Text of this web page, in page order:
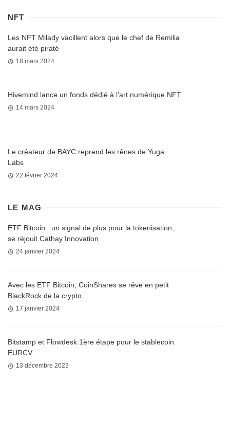
NFT
Les NFT Milady vacillent alors que le chef de Remilia
aurait été piraté
18 mars 2024
Hivemind lance un fonds dédié à l’art numérique NFT
14 mars 2024
Le créateur de BAYC reprend les rênes de Yuga
Labs
22 février 2024
LE MAG
ETF Bitcoin : un signal de plus pour la tokenisation,
se réjouit Cathay Innovation
24 janvier 2024
Avec les ETF Bitcoin, CoinShares se rêve en petit
BlackRock de la crypto
17 janvier 2024
Bitstamp et Flowdesk 1ère étape pour le stablecoin
EURCV
13 décembre 2023